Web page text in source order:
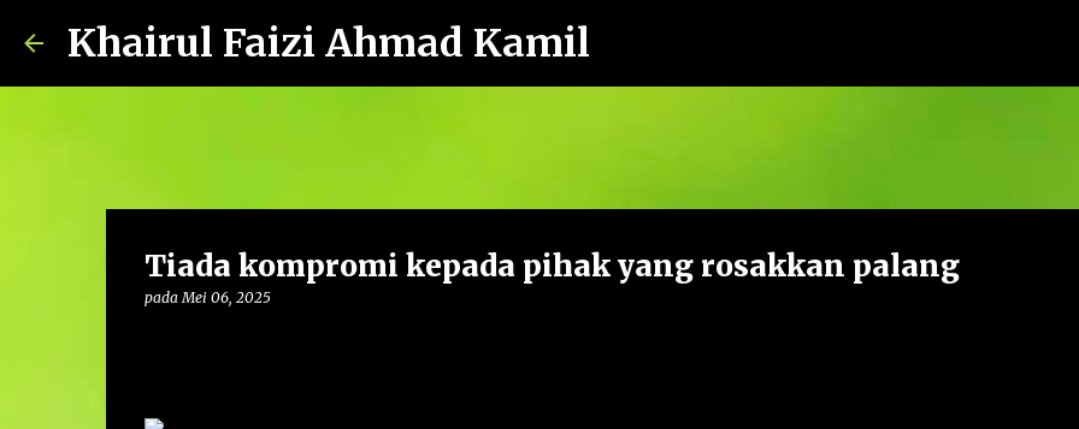
Khairul Faizi Ahmad Kamil
Tiada kompromi kepada pihak yang rosakkan palang
padaMei 06, 2025